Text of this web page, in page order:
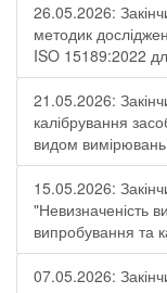
26.05.2026:
методик
ISO 15189:2022
21.05.2026:
калібрування
видом
15.05.2026:
"Невизначеність
випробування та
07.05.2026: